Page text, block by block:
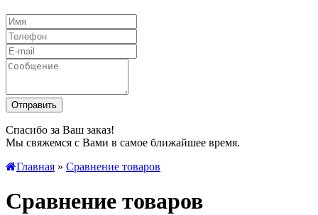
Спасибо за Ваш заказ!
Мы свяжемся с Вами в самое ближайшее время.
Главная » Сравнение товаров
Сравнение товаров